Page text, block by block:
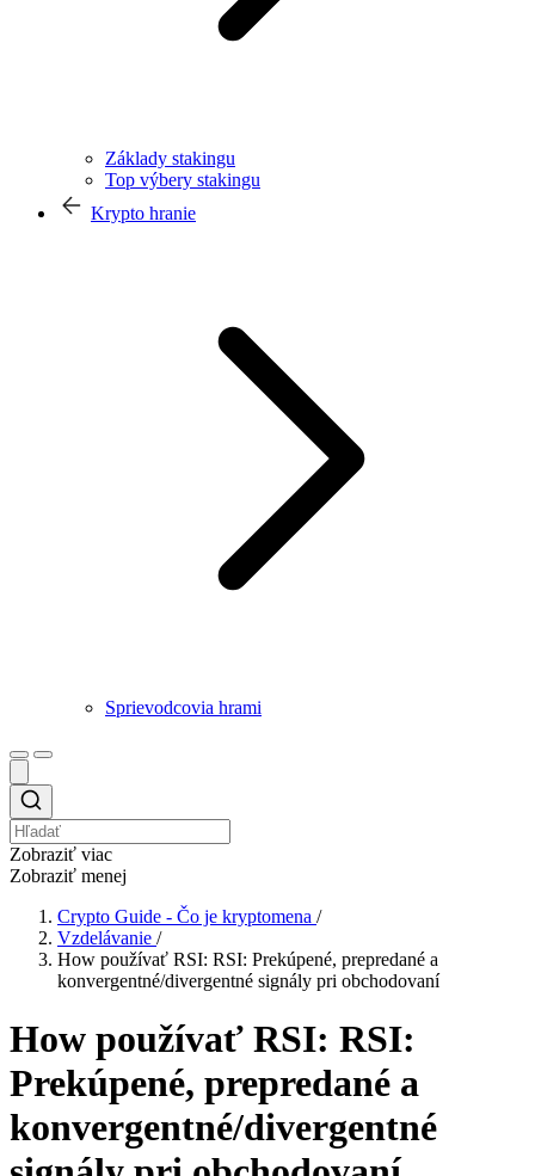
Základy stakingu
Top výbery stakingu
Krypto hranie
Sprievodcovia hrami
Zobraziť viac
Zobraziť menej
Crypto Guide - Čo je kryptomena /
Vzdelávanie /
How používať RSI: RSI: Prekúpené, prepredané a
konvergentné/divergentné signály pri obchodovaní
How používať RSI: RSI:
Prekúpené, prepredané a
konvergentné/divergentné